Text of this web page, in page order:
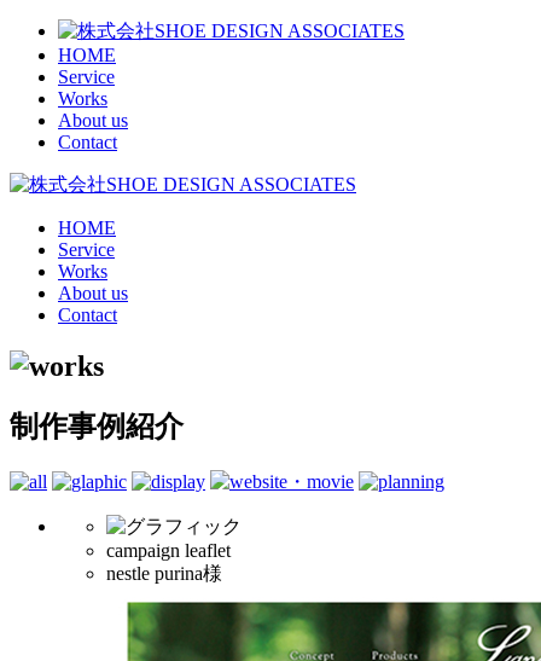
HOME
Service
Works
About us
Contact
HOME
Service
Works
About us
Contact
制作事例紹介
campaign leaflet
nestle purina様